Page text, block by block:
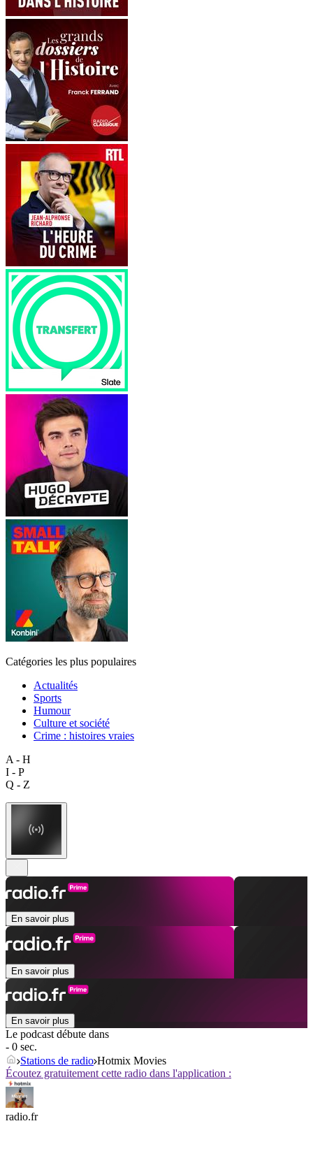
Catégories les plus populaires
Actualités
Sports
Humour
Culture et société
Crime : histoires vraies
A - H
I - P
Q - Z
En savoir plus
En savoir plus
En savoir plus
Le podcast débute dans
- 0 sec.
Stations de radio Hotmix Movies
Écoutez gratuitement cette radio dans l'application :
radio.fr